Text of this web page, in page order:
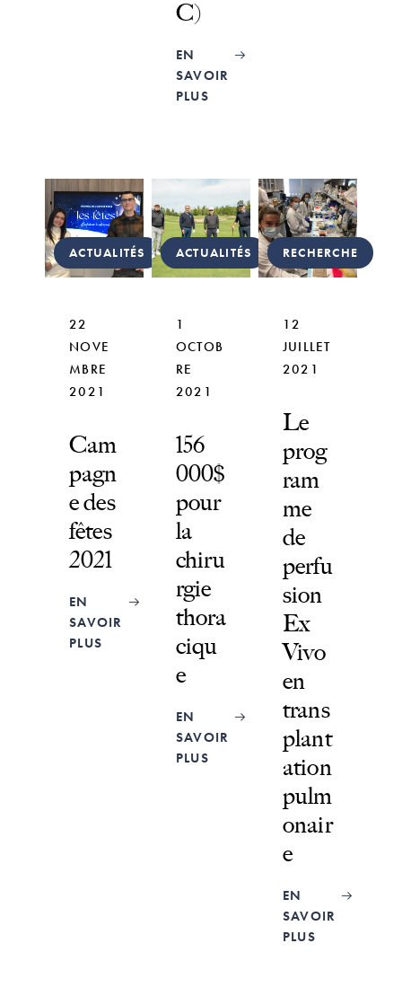
C)
EN
SAVOIR
PLUS
ACTUALITÉS
22
NOVE
MBRE
2021
Cam
pagn
e des
fêtes
2021
EN
SAVOIR
PLUS
ACTUALITÉS
1
OCTOB
RE
2021
156
000$
pour
la
chiru
rgie
thora
ciqu
e
EN
SAVOIR
PLUS
RECHERCHE
12
JUILLET
2021
Le
prog
ram
me
de
perfu
sion
Ex
Vivo
en
trans
plant
ation
pulm
onair
e
EN
SAVOIR
PLUS